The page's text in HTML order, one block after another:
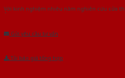
Với kinh nghiệm nhiêu năm nghiên cứu cửa
Gửi yêu cầu tư vấn
Tải báo giá tổng hợp